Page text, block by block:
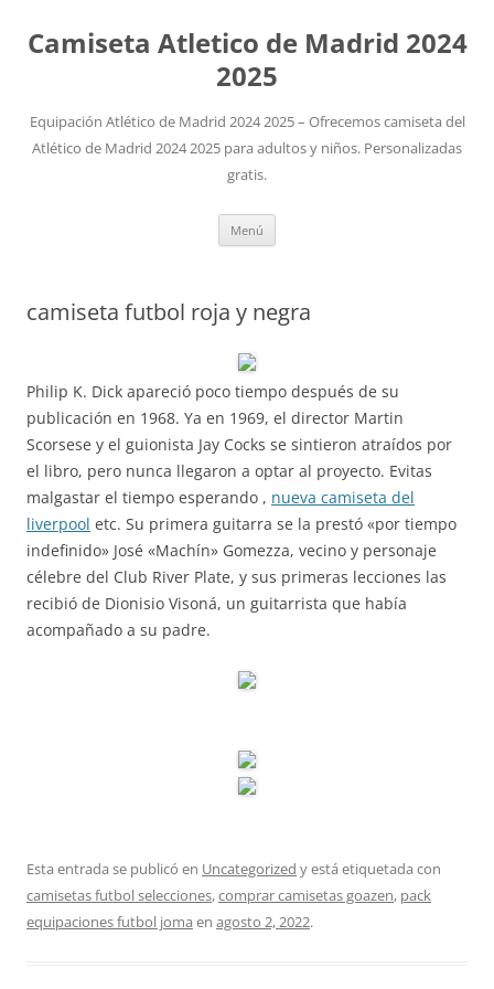
Camiseta Atletico de Madrid 2024
2025
Equipación Atlético de Madrid 2024 2025 – Ofrecemos camiseta del
Atlético de Madrid 2024 2025 para adultos y niños. Personalizadas
gratis.
Menú
camiseta futbol roja y negra
Philip K. Dick apareció poco tiempo después de su
publicación en 1968. Ya en 1969, el director Martin
Scorsese y el guionista Jay Cocks se sintieron atraídos por
el libro, pero nunca llegaron a optar al proyecto. Evitas
malgastar el tiempo esperando , nueva camiseta del
liverpool etc. Su primera guitarra se la prestó «por tiempo
indefinido» José «Machín» Gomezza, vecino y personaje
célebre del Club River Plate, y sus primeras lecciones las
recibió de Dionisio Visoná, un guitarrista que había
acompañado a su padre.
Esta entrada se publicó en Uncategorized y está etiquetada con
camisetas futbol selecciones,comprar camisetas goazen, pack
equipaciones futbol joma en agosto 2, 2022.